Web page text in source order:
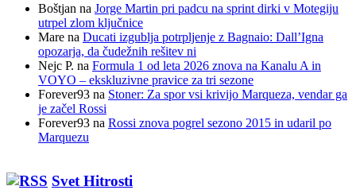
Boštjan na Jorge Martin pri padcu na sprint dirki v Motegiju
utrpel zlom ključnice
Mare na Ducati izgublja potrpljenje z Bagnaio: Dall’Igna
opozarja, da čudežnih rešitev ni
Nejc P. na Formula 1 od leta 2026 znova na Kanalu A in
VOYO – ekskluzivne pravice za tri sezone
Forever93 na Stoner: Za spor vsi krivijo Marqueza, vendar ga
je začel Rossi
Forever93 na Rossi znova pogrel sezono 2015 in udaril po
Marquezu
Svet Hitrosti